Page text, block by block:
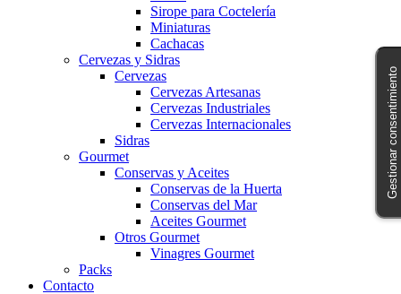
Sirope para Coctelería
Miniaturas
Cachacas
Cervezas y Sidras
Cervezas
Cervezas Artesanas
Cervezas Industriales
Cervezas Internacionales
Sidras
Gourmet
Conservas y Aceites
Conservas de la Huerta
Conservas del Mar
Aceites Gourmet
Otros Gourmet
Vinagres Gourmet
Packs
Contacto
Gestionar consentimiento